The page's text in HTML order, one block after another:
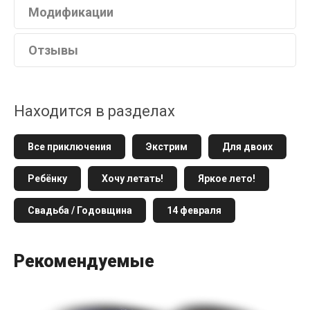
Модификации
Отзывы
Находится в разделах
Все приключения Экстрим Для двоих
Ребёнку Хочу летать! Яркое лето!
Свадьба / Годовщина 14 февраля
Рекомендуемые